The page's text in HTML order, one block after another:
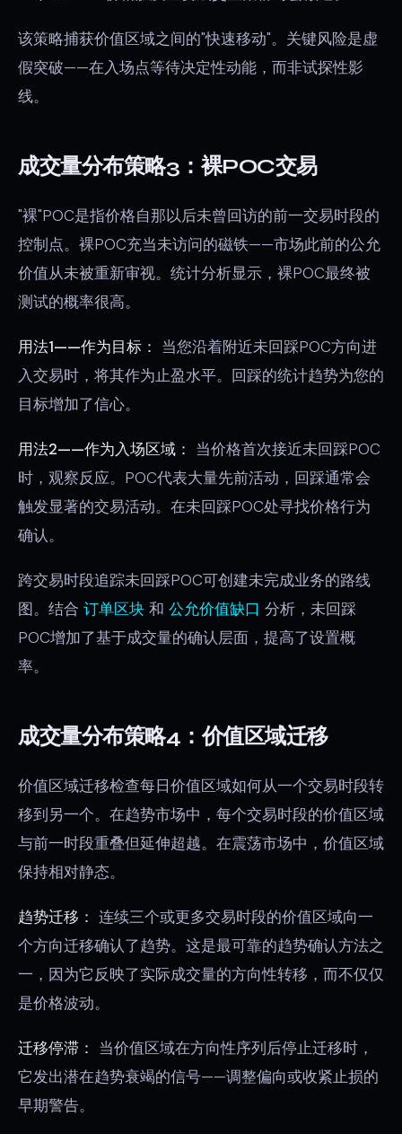
该策略捕获价值区域之间的"快速移动"。关键风险是虚
假突破——在入场点等待决定性动能，而非试探性影
线。
成交量分布策略3：裸POC交易
"裸"POC是指价格自那以后未曾回访的前一交易时段的
控制点。裸POC充当未访问的磁铁——市场此前的公允
价值从未被重新审视。统计分析显示，裸POC最终被
测试的概率很高。
用法1——作为目标： 当您沿着附近未回踩POC方向进
入交易时，将其作为止盈水平。回踩的统计趋势为您的
目标增加了信心。
用法2——作为入场区域： 当价格首次接近未回踩POC
时，观察反应。POC代表大量先前活动，回踩通常会
触发显著的交易活动。在未回踩POC处寻找价格行为
确认。
跨交易时段追踪未回踩POC可创建未完成业务的路线
图。结合 订单区块 和 公允价值缺口 分析，未回踩
POC增加了基于成交量的确认层面，提高了设置概
率。
成交量分布策略4：价值区域迁移
价值区域迁移检查每日价值区域如何从一个交易时段转
移到另一个。在趋势市场中，每个交易时段的价值区域
与前一时段重叠但延伸超越。在震荡市场中，价值区域
保持相对静态。
趋势迁移： 连续三个或更多交易时段的价值区域向一
个方向迁移确认了趋势。这是最可靠的趋势确认方法之
一，因为它反映了实际成交量的方向性转移，而不仅仅
是价格波动。
迁移停滞： 当价值区域在方向性序列后停止迁移时，
它发出潜在趋势衰竭的信号——调整偏向或收紧止损的
早期警告。